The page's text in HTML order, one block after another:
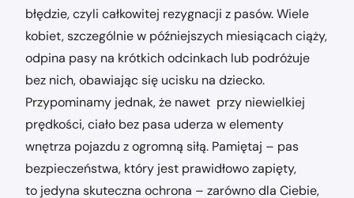
błędzie, czyli całkowitej rezygnacji z pasów. Wiele
kobiet, szczególnie w późniejszych miesiącach ciąży,
odpina pasy na krótkich odcinkach lub podróżuje
bez nich, obawiając się ucisku na dziecko.
Przypominamy jednak, że nawet przy niewielkiej
prędkości, ciało bez pasa uderza w elementy
wnętrza pojazdu z ogromną siłą. Pamiętaj – pas
bezpieczeństwa, który jest prawidłowo zapięty,
to jedyna skuteczna ochrona – zarówno dla Ciebie,